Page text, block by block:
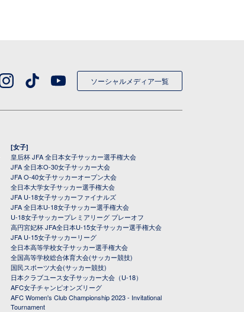
ソーシャルメディア一覧
[女子]
皇后杯 JFA 全日本女子サッカー選手権大会
JFA 全日本O-30女子サッカー大会
JFA O-40女子サッカーオープン大会
全日本大学女子サッカー選手権大会
JFA U-18女子サッカーファイナルズ
JFA 全日本U-18女子サッカー選手権大会
U-18女子サッカープレミアリーグ プレーオフ
高円宮妃杯 JFA全日本U-15女子サッカー選手権大会
JFA U-15女子サッカーリーグ
全日本高等学校女子サッカー選手権大会
全国高等学校総合体育大会(サッカー競技)
国民スポーツ大会(サッカー競技)
日本クラブユース女子サッカー大会（U-18）
AFC女子チャンピオンズリーグ
AFC Women's Club Championship 2023 - Invitational
Tournament